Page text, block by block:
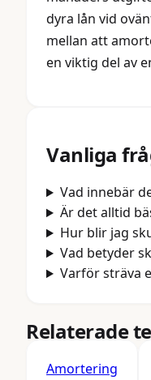
dyra lån vid
mellan att
en viktig del av
Vanliga
Vad innebär
Är det alltid
Hur blir jag
Vad betyder
Varför sträva
Relaterade
Amortering